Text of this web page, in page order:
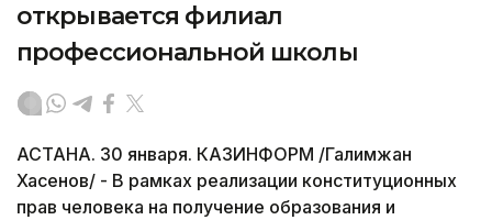
открывается филиал
профессиональной школы
АСТАНА. 30 января. КАЗИНФОРМ /Галимжан
Хасенов/ - В рамках реализации конституционных
прав человека на получение образования и